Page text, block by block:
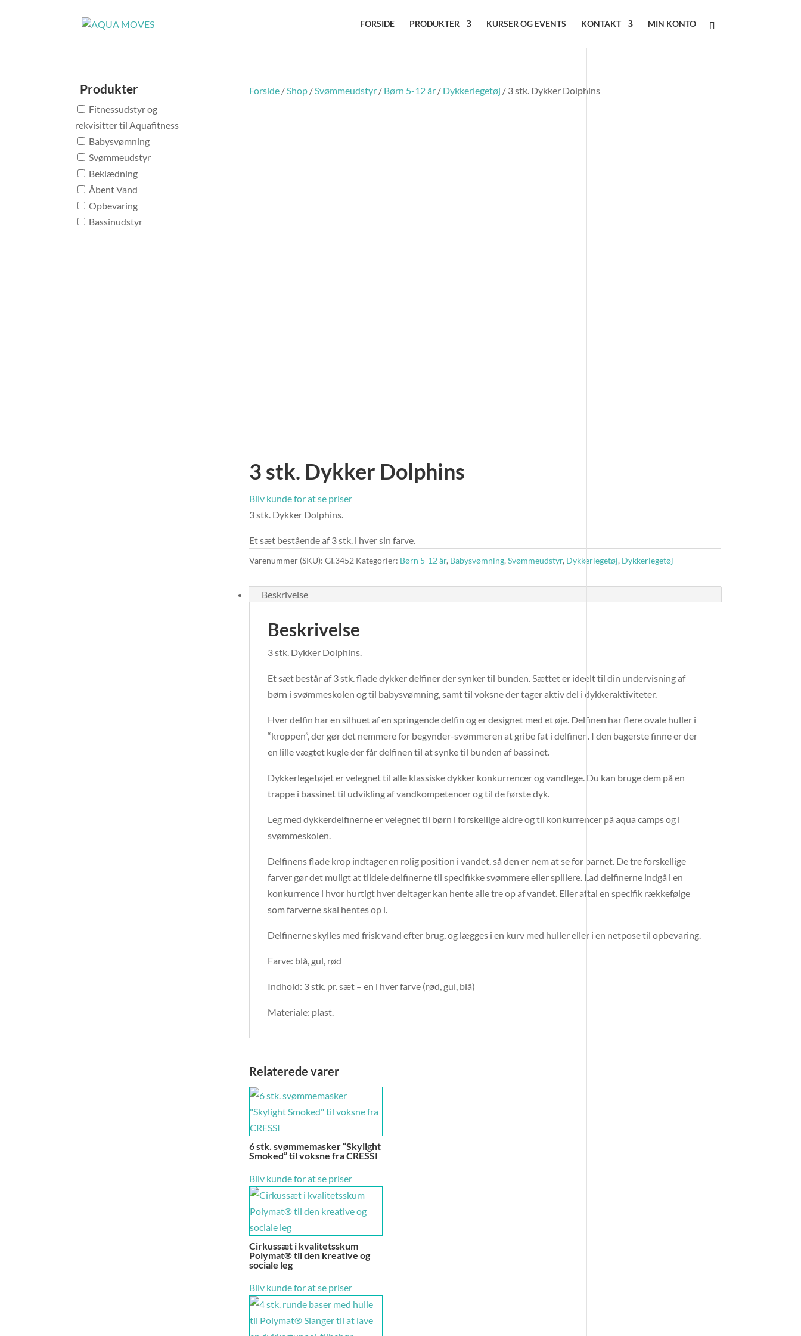
FORSIDE PRODUKTER KURSER OG EVENTS KONTAKT MIN KONTO
Forside/Shop/Svømmeudstyr/ Børn 5-12 år/ Dykkerlegetøj / 3 stk. Dykker Dolphins
3 stk. Dykker Dolphins
Bliv kunde for at se priser
3 stk. Dykker Dolphins.
Et sæt bestående af 3 stk. i hver sin farve.
Varenummer (SKU): GI.3452 Kategorier: Børn 5-12 år, Babysvømning, Svømmeudstyr, Dykkerlegetøj, Dykkerlegetøj
Beskrivelse
Beskrivelse
3 stk. Dykker Dolphins.
Et sæt består af 3 stk. flade dykker delfiner der synker til bunden. Sættet er ideelt til din undervisning af
børn i svømmeskolen og til babysvømning, samt til voksne der tager aktiv del i dykkeraktiviteter.
Hver delfin har en silhuet af en springende delfin og er designet med et øje. Delfinen har flere ovale huller i
“kroppen”, der gør det nemmere for begynder-svømmeren at gribe fat i delfinen. I den bagerste finne er der
en lille vægtet kugle der får delfinen til at synke til bunden af bassinet.
Dykkerlegetøjet er velegnet til alle klassiske dykker konkurrencer og vandlege. Du kan bruge dem på en
trappe i bassinet til udvikling af vandkompetencer og til de første dyk.
Leg med dykkerdelfinerne er velegnet til børn i forskellige aldre og til konkurrencer på aqua camps og i
svømmeskolen.
Delfinens flade krop indtager en rolig position i vandet, så den er nem at se for barnet. De tre forskellige
farver gør det muligt at tildele delfinerne til specifikke svømmere eller spillere. Lad delfinerne indgå i en
konkurrence i hvor hurtigt hver deltager kan hente alle tre op af vandet. Eller aftal en specifik rækkefølge
som farverne skal hentes op i.
Delfinerne skylles med frisk vand efter brug, og lægges i en kurv med huller eller i en netpose til opbevaring.
Farve: blå, gul, rød
Indhold: 3 stk. pr. sæt – en i hver farve (rød, gul, blå)
Materiale: plast.
Relaterede varer
6 stk. svømmemasker “Skylight
Smoked” til voksne fra CRESSI
Bliv kunde for at se priser
Cirkussæt i kvalitetsskum
Polymat® til den kreative og
sociale leg
Bliv kunde for at se priser
Produkter
Fitnessudstyr og
rekvisitter til Aquafitness
Babysvømning
Svømmeudstyr
Beklædning
Åbent Vand
Opbevaring
Bassinudstyr